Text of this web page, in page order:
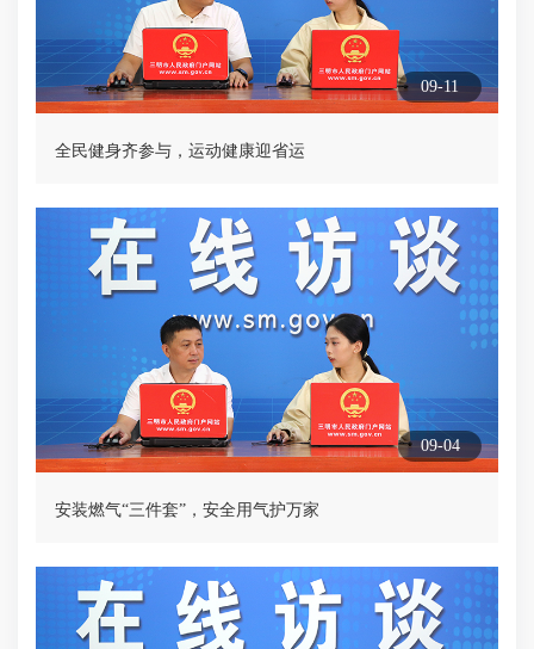
09-11
全民健身齐参与，运动健康迎省运
09-04
安装燃气“三件套”，安全用气护万家